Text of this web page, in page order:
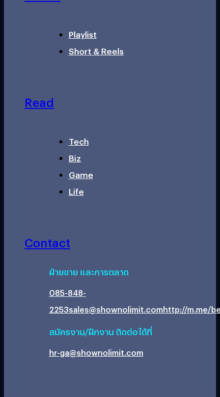
Playlist
Short & Reels
Read
Tech
Biz
Game
Life
Contact
ฝ่ายขาย และการตลาด
085-848-
2253sales@shownolimit.comhttp://m.me/
สมัครงาน/ฝึกงาน ติดต่อได้ที่
hr-ga@shownolimit.com